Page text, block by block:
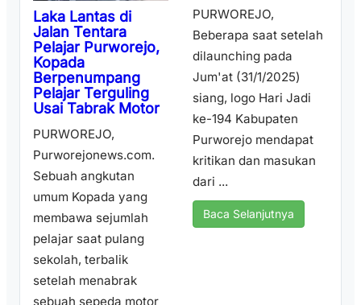
Laka Lantas di
Jalan Tentara
Pelajar Purworejo,
Kopada
Berpenumpang
Pelajar Terguling
Usai Tabrak Motor
PURWOREJO,
Purworejonews.com.
Sebuah angkutan
umum Kopada yang
membawa sejumlah
pelajar saat pulang
sekolah, terbalik
setelah menabrak
sebuah sepeda motor
PURWOREJO,
Beberapa saat setelah
dilaunching pada
Jum'at (31/1/2025)
siang, logo Hari Jadi
ke-194 Kabupaten
Purworejo mendapat
kritikan dan masukan
dari ...
Baca Selanjutnya